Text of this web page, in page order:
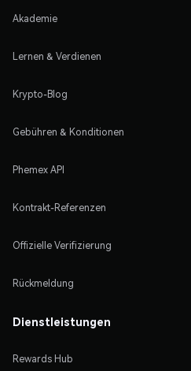
Akademie
Lernen & Verdienen
Krypto-Blog
Gebühren & Konditionen
Phemex API
Kontrakt-Referenzen
Offizielle Verifizierung
Rückmeldung
Dienstleistungen
Rewards Hub